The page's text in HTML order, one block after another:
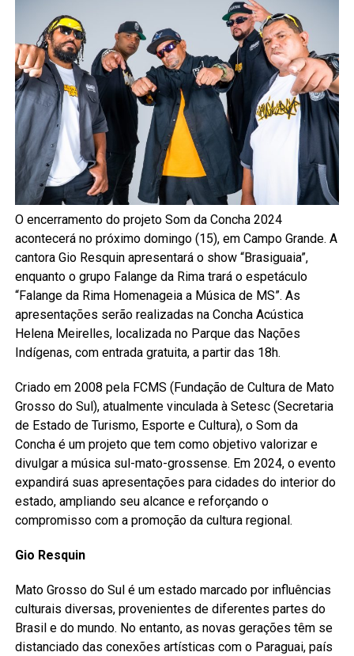
O encerramento do projeto Som da Concha 2024
acontecerá no próximo domingo (15), em Campo Grande. A
cantora Gio Resquin apresentará o show “Brasiguaia”,
enquanto o grupo Falange da Rima trará o espetáculo
“Falange da Rima Homenageia a Música de MS”. As
apresentações serão realizadas na Concha Acústica
Helena Meirelles, localizada no Parque das Nações
Indígenas, com entrada gratuita, a partir das 18h.
Criado em 2008 pela FCMS (Fundação de Cultura de Mato
Grosso do Sul), atualmente vinculada à Setesc (Secretaria
de Estado de Turismo, Esporte e Cultura), o Som da
Concha é um projeto que tem como objetivo valorizar e
divulgar a música sul-mato-grossense. Em 2024, o evento
expandirá suas apresentações para cidades do interior do
estado, ampliando seu alcance e reforçando o
compromisso com a promoção da cultura regional.
Gio Resquin
Mato Grosso do Sul é um estado marcado por influências
culturais diversas, provenientes de diferentes partes do
Brasil e do mundo. No entanto, as novas gerações têm se
distanciado das conexões artísticas com o Paraguai, país